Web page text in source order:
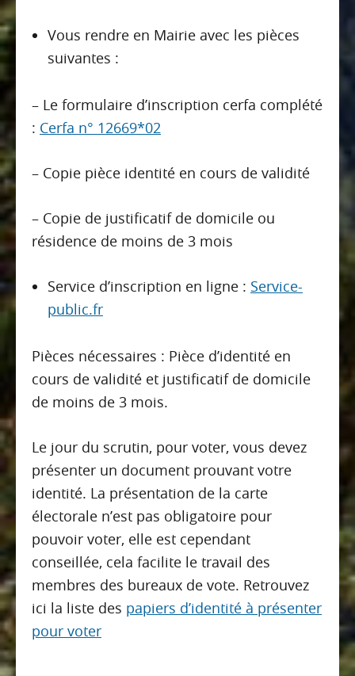
Vous rendre en Mairie avec les pièces
suivantes :
– Le formulaire d’inscription cerfa complété
: Cerfa n° 12669*02
– Copie pièce identité en cours de validité
– Copie de justificatif de domicile ou
résidence de moins de 3 mois
Service d’inscription en ligne : Service-
public.fr
Pièces nécessaires : Pièce d’identité en
cours de validité et justificatif de domicile
de moins de 3 mois.
Le jour du scrutin, pour voter, vous devez
présenter un document prouvant votre
identité. La présentation de la carte
électorale n’est pas obligatoire pour
pouvoir voter, elle est cependant
conseillée, cela facilite le travail des
membres des bureaux de vote. Retrouvez
ici la liste des papiers d’identité à présenter
pour voter